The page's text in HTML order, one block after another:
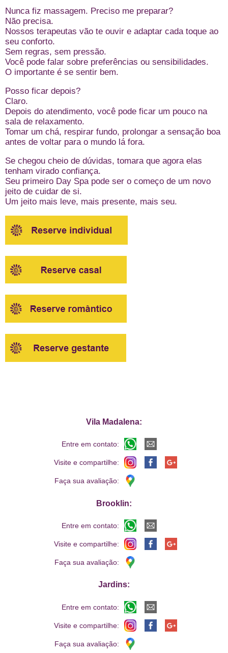
Nunca fiz massagem. Preciso me preparar?
Não precisa.
Nossos terapeutas vão te ouvir e adaptar cada toque ao
seu conforto.
Sem regras, sem pressão.
Você pode falar sobre preferências ou sensibilidades.
O importante é se sentir bem.
Posso ficar depois?
Claro.
Depois do atendimento, você pode ficar um pouco na
sala de relaxamento.
Tomar um chá, respirar fundo, prolongar a sensação boa
antes de voltar para o mundo lá fora.
Se chegou cheio de dúvidas, tomara que agora elas
tenham virado confiança.
Seu primeiro Day Spa pode ser o começo de um novo
jeito de cuidar de si.
Um jeito mais leve, mais presente, mais seu.
Vila Madalena:
Entre em contato:
Visite e compartilhe:
Faça sua avaliação:
Brooklin:
Entre em contato:
Visite e compartilhe:
Faça sua avaliação:
Jardins:
Entre em contato:
Visite e compartilhe:
Faça sua avaliação: